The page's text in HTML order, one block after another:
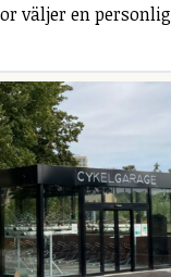
väljer en personlig